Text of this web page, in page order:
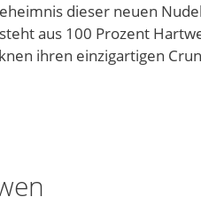
dieser neuen
aus 100 Prozent
ihren einzigartigen